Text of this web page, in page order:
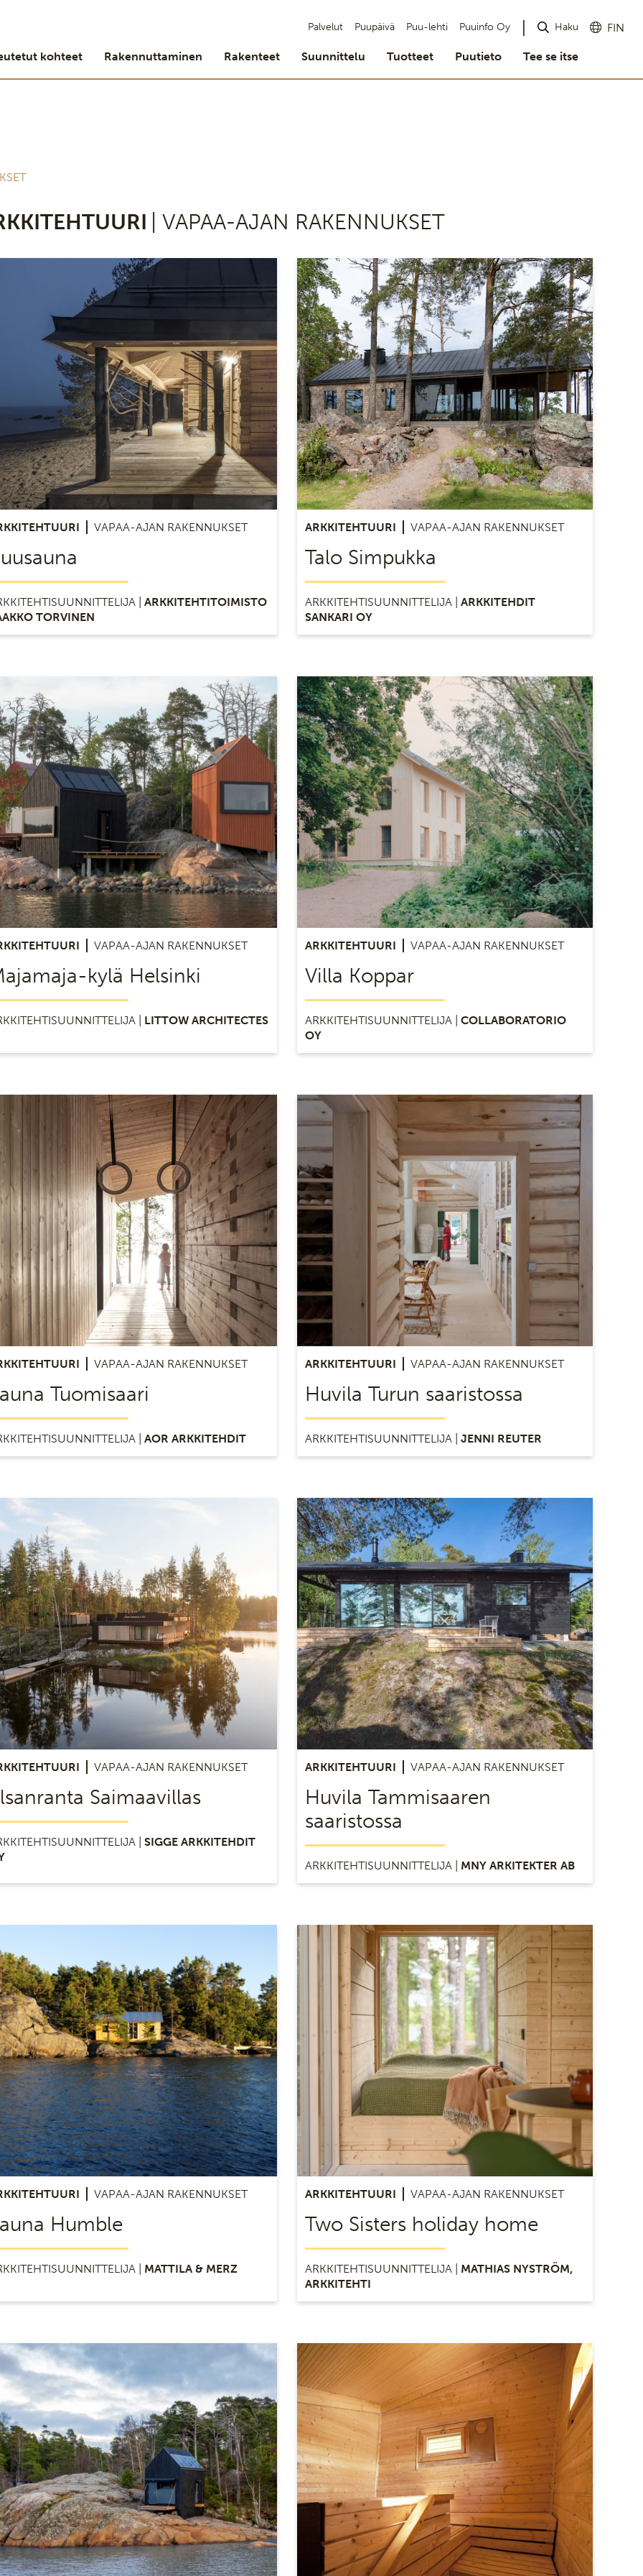
Palvelut Puupäivä Puu-lehti Puuinfo Oy Haku FIN
kohteet Rakennuttaminen Rakenteet Suunnittelu Tuotteet Puutieto Tee se itse
| VAPAA-AJAN RAKENNUKSET
VAPAA-AJAN RAKENNUKSET
| ARKKITEHTITOIMISTO
TORVINEN
ARKKITEHTUURI VAPAA-AJAN RAKENNUKSET
Talo Simpukka
ARKKITEHTISUUNNITTELIJA | ARKKITEHDIT
SANKARI OY
VAPAA-AJAN RAKENNUKSET
kylä Helsinki
| LITTOW ARCHITECTES
ARKKITEHTUURI VAPAA-AJAN RAKENNUKSET
Villa Koppar
ARKKITEHTISUUNNITTELIJA | COLLABORATORIO
OY
VAPAA-AJAN RAKENNUKSET
Tuomisaari
| AOR ARKKITEHDIT
ARKKITEHTUURI VAPAA-AJAN RAKENNUKSET
Huvila Turun saaristossa
ARKKITEHTISUUNNITTELIJA | JENNI REUTER
VAPAA-AJAN RAKENNUKSET
Saimaavillas
| SIGGE ARKKITEHDIT
ARKKITEHTUURI VAPAA-AJAN RAKENNUKSET
Huvila Tammisaaren
saaristossa
ARKKITEHTISUUNNITTELIJA | MNY ARKITEKTER AB
VAPAA-AJAN RAKENNUKSET
Humble
| MATTILA & MERZ
ARKKITEHTUURI VAPAA-AJAN RAKENNUKSET
Two Sisters holiday home
ARKKITEHTISUUNNITTELIJA | MATHIAS NYSTRÖM,
ARKKITEHTI